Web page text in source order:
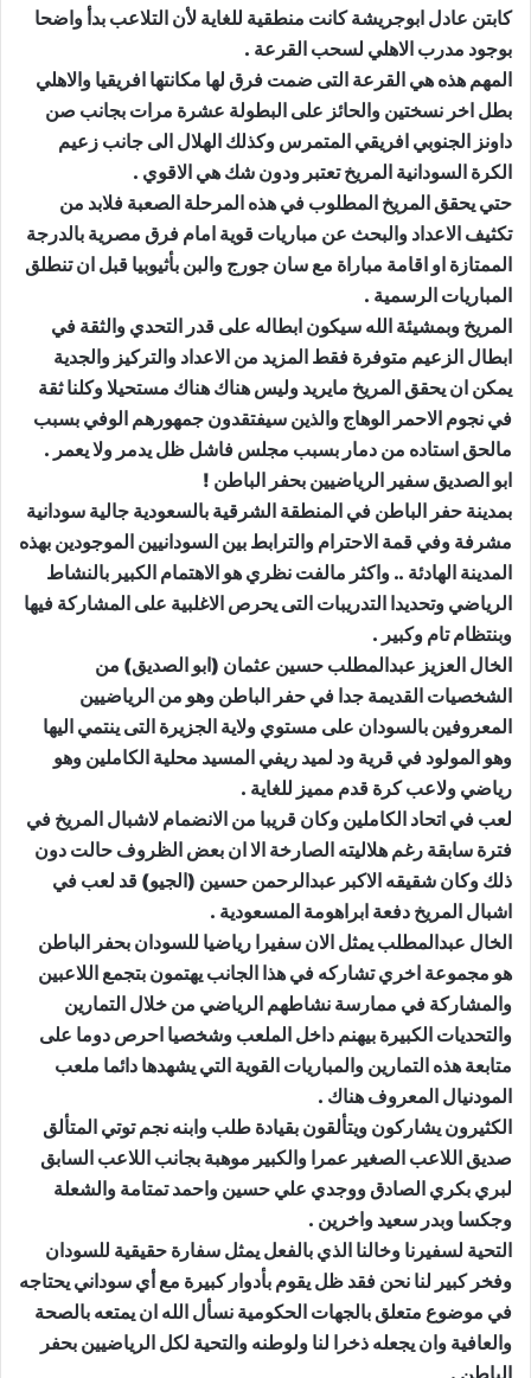
كابتن عادل ابوجريشة كانت منطقية للغاية لأن التلاعب بدأ واضحا
بوجود مدرب الاهلي لسحب القرعة .
المهم هذه هي القرعة التى ضمت فرق لها مكانتها افريقيا والاهلي
بطل اخر نسختين والحائز على البطولة عشرة مرات بجانب صن
داونز الجنوبي افريقي المتمرس وكذلك الهلال الى جانب زعيم
الكرة السودانية المريخ تعتبر ودون شك هي الاقوي .
حتي يحقق المريخ المطلوب في هذه المرحلة الصعبة فلابد من
تكثيف الاعداد والبحث عن مباريات قوية امام فرق مصرية بالدرجة
الممتازة او اقامة مباراة مع سان جورج والبن بأثيوبيا قبل ان تنطلق
المباريات الرسمية .
المريخ وبمشيئة الله سيكون ابطاله على قدر التحدي والثقة في
ابطال الزعيم متوفرة فقط المزيد من الاعداد والتركيز والجدية
يمكن ان يحقق المريخ مايريد وليس هناك هناك مستحيلا وكلنا ثقة
في نجوم الاحمر الوهاج والذين سيفتقدون جمهورهم الوفي بسبب
مالحق استاده من دمار بسبب مجلس فاشل ظل يدمر ولا يعمر .
ابو الصديق سفير الرياضيين بحفر الباطن !
بمدينة حفر الباطن في المنطقة الشرقية بالسعودية جالية سودانية
مشرفة وفي قمة الاحترام والترابط بين السودانيين الموجودين بهذه
المدينة الهادئة .. واكثر مالفت نظري هو الاهتمام الكبير بالنشاط
الرياضي وتحديدا التدريبات التى يحرص الاغلبية على المشاركة فيها
وبنتظام تام وكبير .
الخال العزيز عبدالمطلب حسين عثمان (ابو الصديق) من
الشخصيات القديمة جدا في حفر الباطن وهو من الرياضيين
المعروفين بالسودان على مستوي ولاية الجزيرة التى ينتمي اليها
وهو المولود في قرية ود لميد ريفي المسيد محلية الكاملين وهو
رياضي ولاعب كرة قدم مميز للغاية .
لعب في اتحاد الكاملين وكان قريبا من الانضمام لاشبال المريخ في
فترة سابقة رغم هلاليته الصارخة الا ان بعض الظروف حالت دون
ذلك وكان شقيقه الاكبر عبدالرحمن حسين (الجيو) قد لعب في
اشبال المريخ دفعة ابراهومة المسعودية .
الخال عبدالمطلب يمثل الان سفيرا رياضيا للسودان بحفر الباطن
هو مجموعة اخري تشاركه في هذا الجانب يهتمون بتجمع اللاعبين
والمشاركة في ممارسة نشاطهم الرياضي من خلال التمارين
والتحديات الكبيرة بيهنم داخل الملعب وشخصيا احرص دوما على
متابعة هذه التمارين والمباريات القوية التي يشهدها دائما ملعب
المودنيال المعروف هناك .
الكثيرون يشاركون ويتألقون بقيادة طلب وابنه نجم توتي المتألق
صديق اللاعب الصغير عمرا والكبير موهبة بجانب اللاعب السابق
لبري بكري الصادق ووجدي علي حسين واحمد تمتامة والشعلة
وجكسا وبدر سعيد واخرين .
التحية لسفيرنا وخالنا الذي بالفعل يمثل سفارة حقيقية للسودان
وفخر كبير لنا نحن فقد ظل يقوم بأدوار كبيرة مع أي سوداني يحتاجه
في موضوع متعلق بالجهات الحكومية نسأل الله ان يمتعه بالصحة
والعافية وان يجعله ذخرا لنا ولوطنه والتحية لكل الرياضيين بحفر
الباطن .